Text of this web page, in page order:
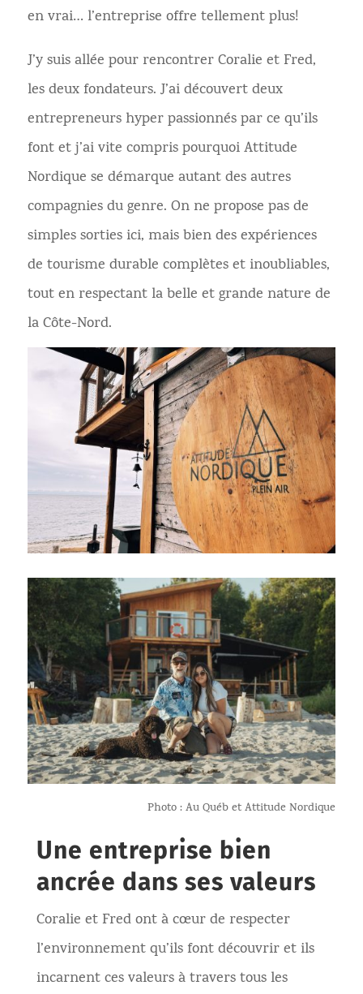
en vrai… l’entreprise offre tellement plus!
J’y suis allée pour rencontrer Coralie et Fred,
les deux fondateurs. J’ai découvert deux
entrepreneurs hyper passionnés par ce qu’ils
font et j’ai vite compris pourquoi Attitude
Nordique se démarque autant des autres
compagnies du genre. On ne propose pas de
simples sorties ici, mais bien des expériences
de tourisme durable complètes et inoubliables,
tout en respectant la belle et grande nature de
la Côte-Nord.
Photo : Au Québ et Attitude Nordique
Une entreprise bien
ancrée dans ses valeurs
Coralie et Fred ont à cœur de respecter
l’environnement qu’ils font découvrir et ils
incarnent ces valeurs à travers tous les